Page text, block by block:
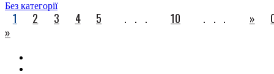
Без категорії
1 2 3 4 5 ... 10 ... »
»